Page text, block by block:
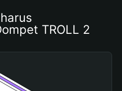
TROLL 2